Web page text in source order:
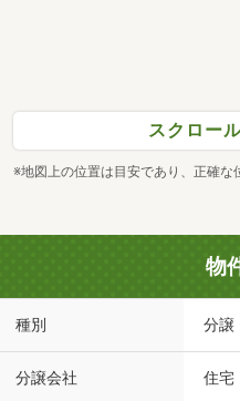
スクロー
※地図上の位置は目安であり、正確な
物
種別 分譲
分譲会社 住宅